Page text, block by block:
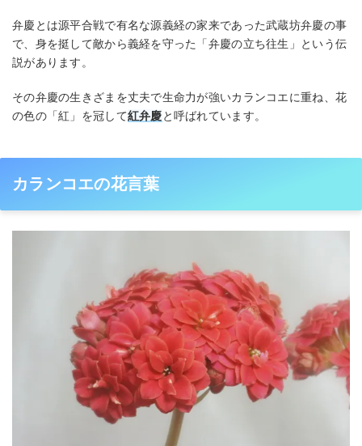
弁慶とは源平合戦で有名な源義経の家来であった武蔵坊弁慶の事
で、身を挺して敵から義経を守った「弁慶の立ち往生」という伝
説があります。
その弁慶の生きざまを丈夫で生命力が強いカランコエに重ね、花
の色の「紅」を冠して紅弁慶と呼ばれています。
カランコエの花言葉